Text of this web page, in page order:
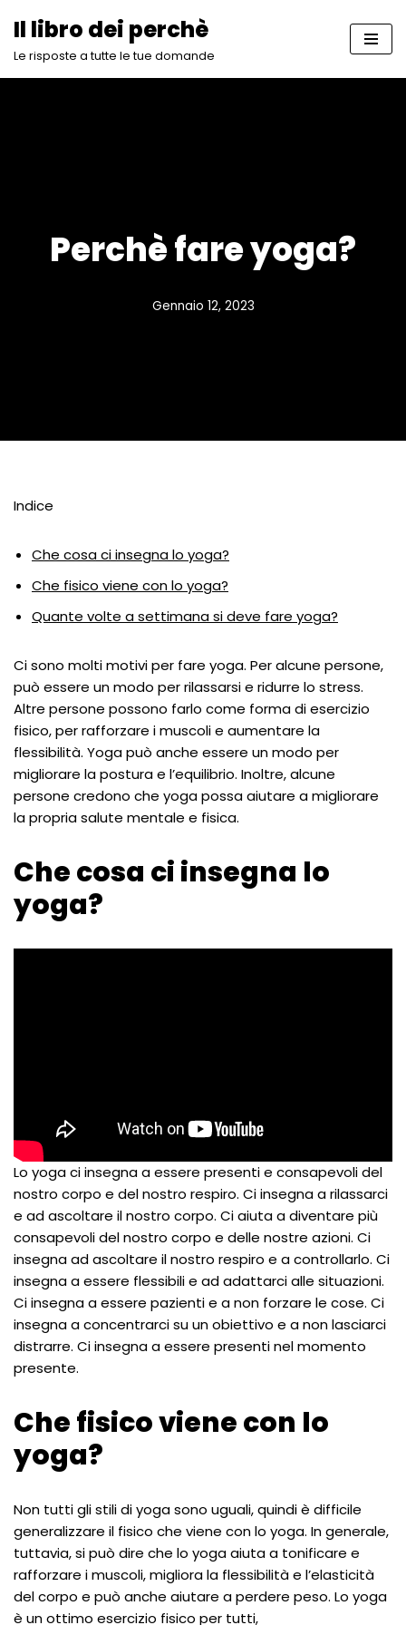
Vai
Il libro dei perchè
Le risposte a tutte le tue domande
Perchè fare yoga?
Gennaio 12, 2023
Indice
Che cosa ci insegna lo yoga?
Che fisico viene con lo yoga?
Quante volte a settimana si deve fare yoga?
Ci sono molti motivi per fare yoga. Per alcune persone,
può essere un modo per rilassarsi e ridurre lo stress.
Altre persone possono farlo come forma di esercizio
fisico, per rafforzare i muscoli e aumentare la
flessibilità. Yoga può anche essere un modo per
migliorare la postura e l’equilibrio. Inoltre, alcune
persone credono che yoga possa aiutare a migliorare
la propria salute mentale e fisica.
Che cosa ci insegna lo
yoga?
Lo yoga ci insegna a essere presenti e consapevoli del
nostro corpo e del nostro respiro. Ci insegna a rilassarci
e ad ascoltare il nostro corpo. Ci aiuta a diventare più
consapevoli del nostro corpo e delle nostre azioni. Ci
insegna ad ascoltare il nostro respiro e a controllarlo. Ci
insegna a essere flessibili e ad adattarci alle situazioni.
Ci insegna a essere pazienti e a non forzare le cose. Ci
insegna a concentrarci su un obiettivo e a non lasciarci
distrarre. Ci insegna a essere presenti nel momento
presente.
Che fisico viene con lo
yoga?
Non tutti gli stili di yoga sono uguali, quindi è difficile
generalizzare il fisico che viene con lo yoga. In generale,
tuttavia, si può dire che lo yoga aiuta a tonificare e
rafforzare i muscoli, migliora la flessibilità e l’elasticità
del corpo e può anche aiutare a perdere peso. Lo yoga
è un ottimo esercizio fisico per tutti,